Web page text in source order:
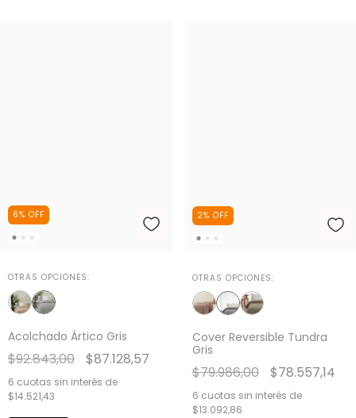
6% OFF
OTRAS OPCIONES:
Acolchado Ártico Gris
$92.843,00 $87.128,57
6 cuotas sin interés de
$14.521,43
2% OFF
OTRAS OPCIONES:
Cover Reversible Tundra
Gris
$79.986,00 $78.557,14
6 cuotas sin interés de
$13.092,86